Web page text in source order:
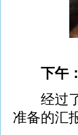
下午
经过了1
准备的汇